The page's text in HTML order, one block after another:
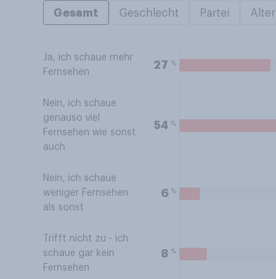
Gesamt Geschlecht Partei Alter
Ja, ich schaue mehr
Fernsehen
27 %
Nein, ich schaue
genauso viel
Fernsehen wie sonst
auch
54 %
Nein, ich schaue
weniger Fernsehen
als sonst
6 %
Trifft nicht zu - ich
schaue gar kein
Fernsehen
8 %